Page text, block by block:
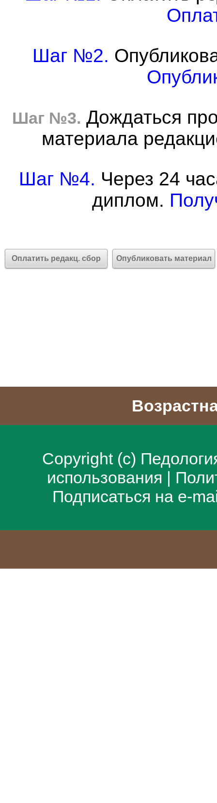
Шаг №2.
Шаг №3. Дождаться
материала
Шаг №4. Через 24
диплом.
Оплатить редакц. сбор Опубликовать материал
Copyright (c)
использования |
Подписаться на e-